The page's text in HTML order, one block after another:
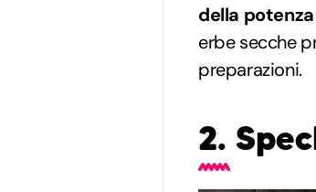
della potenza
erbe secche
preparazioni.
2.